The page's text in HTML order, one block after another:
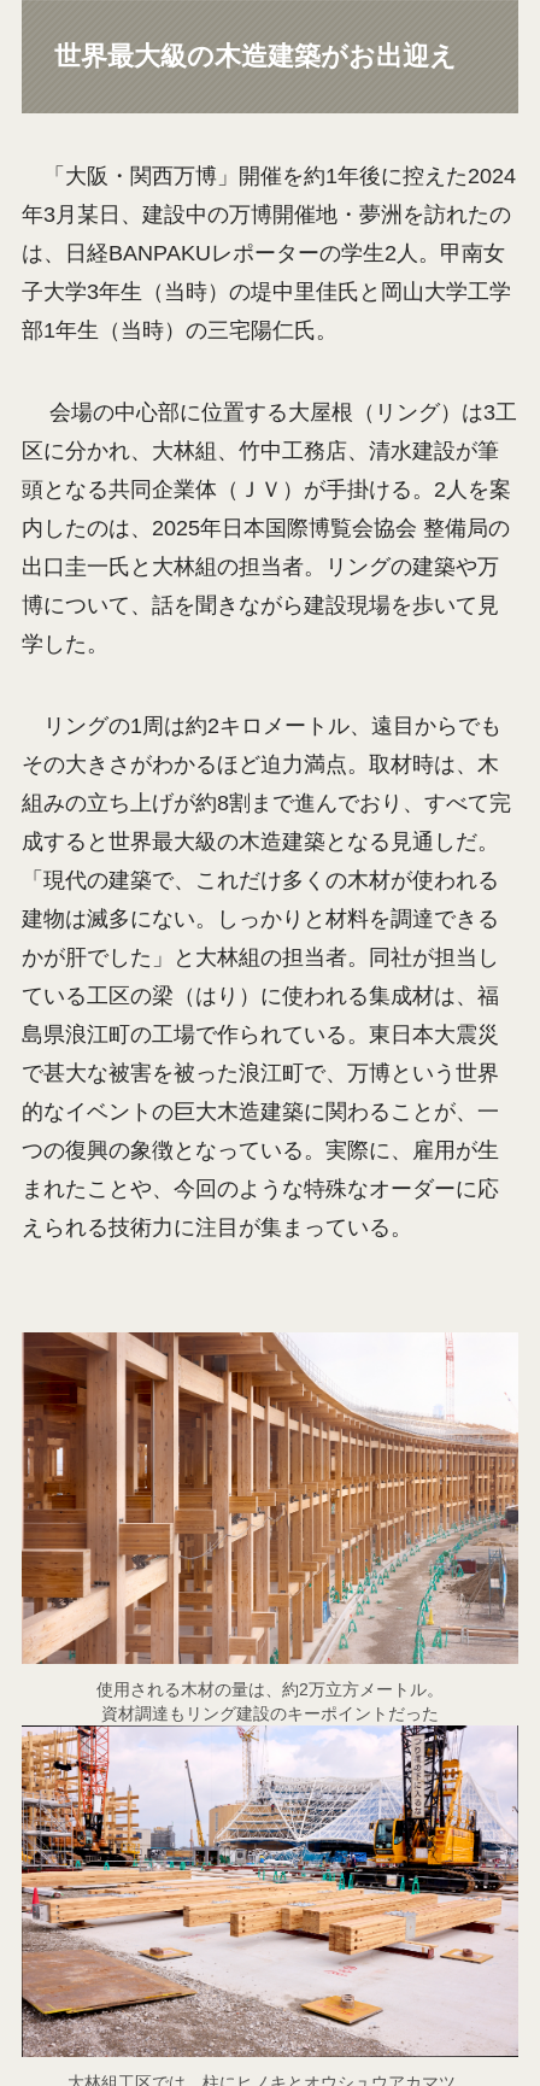
世界最大級の木造建築がお出迎え
「大阪・関西万博」開催を約1年後に控えた2024
年3月某日、建設中の万博開催地・夢洲を訪れたの
は、日経BANPAKUレポーターの学生2人。甲南女
子大学3年生（当時）の堤中里佳氏と岡山大学工学
部1年生（当時）の三宅陽仁氏。
会場の中心部に位置する大屋根（リング）は3工
区に分かれ、大林組、竹中工務店、清水建設が筆
頭となる共同企業体（ＪＶ）が手掛ける。2人を案
内したのは、2025年日本国際博覧会協会 整備局の
出口圭一氏と大林組の担当者。リングの建築や万
博について、話を聞きながら建設現場を歩いて見
学した。
リングの1周は約2キロメートル、遠目からでも
その大きさがわかるほど迫力満点。取材時は、木
組みの立ち上げが約8割まで進んでおり、すべて完
成すると世界最大級の木造建築となる見通しだ。
「現代の建築で、これだけ多くの木材が使われる
建物は滅多にない。しっかりと材料を調達できる
かが肝でした」と大林組の担当者。同社が担当し
ている工区の梁（はり）に使われる集成材は、福
島県浪江町の工場で作られている。東日本大震災
で甚大な被害を被った浪江町で、万博という世界
的なイベントの巨大木造建築に関わることが、一
つの復興の象徴となっている。実際に、雇用が生
まれたことや、今回のような特殊なオーダーに応
えられる技術力に注目が集まっている。
使用される木材の量は、約2万立方メートル。
資材調達もリング建設のキーポイントだった
大林組工区では、柱にヒノキとオウシュウアカマツ、